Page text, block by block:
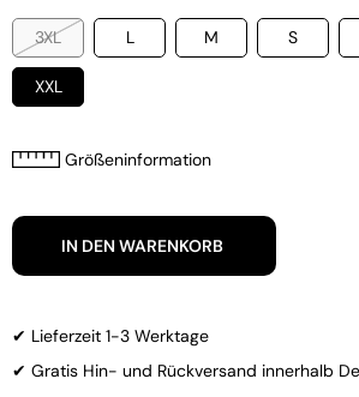
3XL L M S
XXL
Größeninformation
IN DEN WARENKORB
✔ Lieferzeit 1-3 Werktage
✔ Gratis Hin- und Rückversand innerhalb